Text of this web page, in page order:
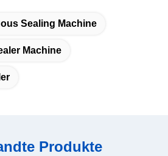
Sealing Machine
Machine
Produkte